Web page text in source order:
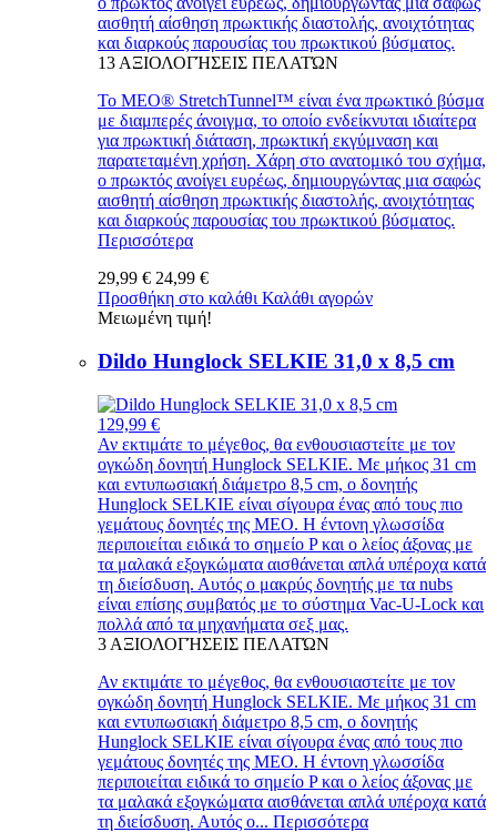
αισθητή αίσθηση πρωκτικής διαστολής, ανοιχτότητας
και διαρκούς παρουσίας του πρωκτικού βύσματος.
13 ΑΞΙΟΛΟΓΉΣΕΙΣ ΠΕΛΑΤΏΝ
Το MEO® StretchTunnel™ είναι ένα πρωκτικό βύσμα
με διαμπερές άνοιγμα, το οποίο ενδείκνυται ιδιαίτερα
για πρωκτική διάταση, πρωκτική εκγύμναση και
παρατεταμένη χρήση. Χάρη στο ανατομικό του σχήμα,
ο πρωκτός ανοίγει ευρέως, δημιουργώντας μια σαφώς
αισθητή αίσθηση πρωκτικής διαστολής, ανοιχτότητας
και διαρκούς παρουσίας του πρωκτικού βύσματος.
Περισσότερα
29,99 € 24,99 €
Προσθήκη στο καλάθι Καλάθι αγορών
Μειωμένη τιμή!
Dildo Hunglock SELKIE 31,0 x 8,5 cm
129,99 €
Αν εκτιμάτε το μέγεθος, θα ενθουσιαστείτε με τον
ογκώδη δονητή Hunglock SELKIE. Με μήκος 31 cm
και εντυπωσιακή διάμετρο 8,5 cm, ο δονητής
Hunglock SELKIE είναι σίγουρα ένας από τους πιο
γεμάτους δονητές της MEO. Η έντονη γλωσσίδα
περιποιείται ειδικά το σημείο P και ο λείος άξονας με
τα μαλακά εξογκώματα αισθάνεται απλά υπέροχα κατά
τη διείσδυση. Αυτός ο μακρύς δονητής με τα nubs
είναι επίσης συμβατός με το σύστημα Vac-U-Lock και
πολλά από τα μηχανήματα σεξ μας.
3 ΑΞΙΟΛΟΓΉΣΕΙΣ ΠΕΛΑΤΏΝ
Αν εκτιμάτε το μέγεθος, θα ενθουσιαστείτε με τον
ογκώδη δονητή Hunglock SELKIE. Με μήκος 31 cm
και εντυπωσιακή διάμετρο 8,5 cm, ο δονητής
Hunglock SELKIE είναι σίγουρα ένας από τους πιο
γεμάτους δονητές της MEO. Η έντονη γλωσσίδα
περιποιείται ειδικά το σημείο P και ο λείος άξονας με
τα μαλακά εξογκώματα αισθάνεται απλά υπέροχα κατά
τη διείσδυση. Αυτός ο... Περισσότερα